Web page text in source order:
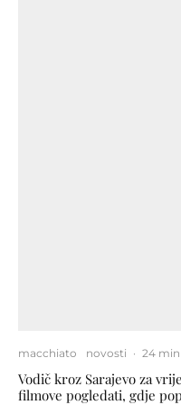
macchiato novosti · 24
Vodič kroz Sarajevo za
filmove pogledati, gdje